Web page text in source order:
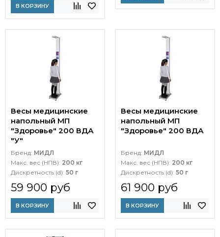
В КОРЗИНУ
Весы медицинские
напольный МП
"Здоровье" 200 ВДА
"У"
Бренд: МИДЛ
Макс. вес (НПВ): 200 кг
Дискретность (d): 50 г
59 900 руб
В КОРЗИНУ
Весы медицинские
напольный МП
"Здоровье" 200 ВДА
Бренд: МИДЛ
Макс. вес (НПВ): 200 кг
Дискретность (d): 50 г
61 900 руб
В КОРЗИНУ